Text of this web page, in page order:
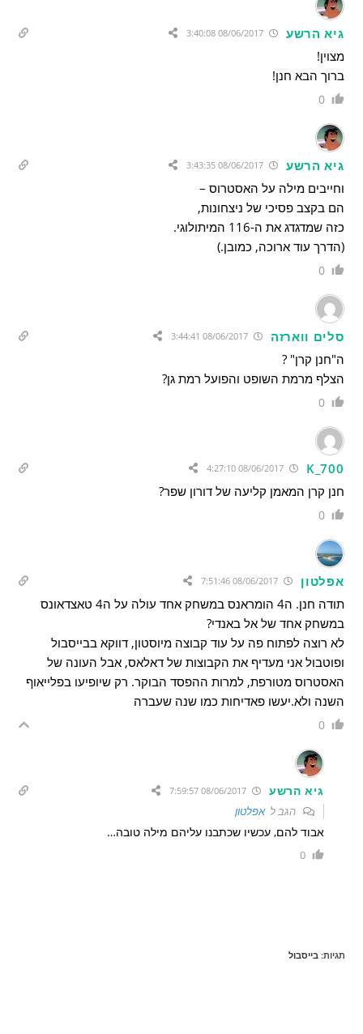
גיא הרשע 08/06/2017 3:40:08
מצוין!
ברוך הבא חנן!
0
גיא הרשע 08/06/2017 3:43:35
וחייבים מילה על האסטרוס –
הם בקצב פסיכי של ניצחונות,
כזה שמדגדג את ה-116 המיתולוגי.
(הדרך עוד ארוכה, כמובן.)
0
סלים ווארזה 08/06/2017 3:44:41
ה"חנן קרן" ?
הצלף מרמת השופט והפועל רמת גן?
0
K_700
חנן קרן המאמן קליעה של דורון שפר?
0
אפלטון
תודה חנן. ה4 הומראנס במשחק אחד עולה על ה4 טאצדאונס
במשחק אחד של אל באנדי?
לא רוצה לפתוח פה על עוד קבוצה מיוסטון, דווקא בבייסבול
ופוטבול אני מעדיף את הקבוצות של דאלאס, אבל העונה של
האסטרוס מטורפת, למרות ההפסד הבוקר. רק שיופיעו בפלייאוף
השנה ולא.יעשו פאדיחות כמו שנה שעברה
0
גיא הרשע 08/06/2017 7:59:57
הגב לאפלטון
אבוד להם, עכשיו שכתבנו עליהם מילה טובה…
0
תגיות:בייסבול